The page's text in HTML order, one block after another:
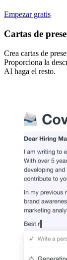
Empezar gratis
Cartas de
Crea cartas de
Proporciona la
AI haga el resto.